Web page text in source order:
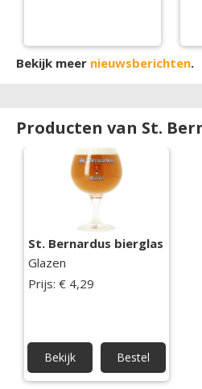
Bekijk meer nieuwsberichten.
Producten van St.
St. Bernardus bierglas
Glazen
Prijs: € 4,29
Bekijk Bestel